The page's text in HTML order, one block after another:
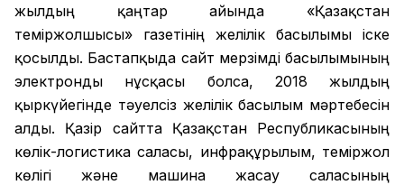
жылдың қаңтар айында «Қазақстан
теміржолшысы» газетінің желілік басылымы іске
қосылды. Бастапқыда сайт мерзімді басылымының
электронды нұсқасы болса, 2018 жылдың
қыркүйегінде тәуелсіз желілік басылым мәртебесін
алды. Қазір сайтта Қазақстан Республикасының
көлік-логистика саласы, инфрақұрылым, теміржол
көлігі және машина жасау саласының